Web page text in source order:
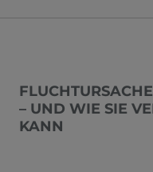
– UND WIE SIE
KANN